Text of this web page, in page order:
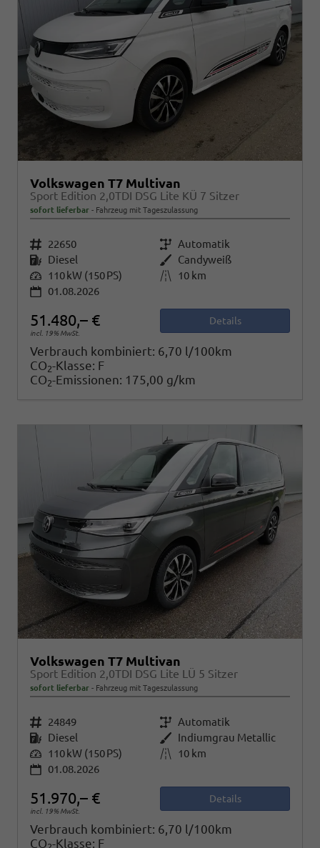
Volkswagen T7 Multivan
Sport Edition 2,0TDI DSG Lite KÜ 7 Sitzer
sofort lieferbar Fahrzeug mit Tageszulassung
Fahrzeugnr. 22650 Getriebe Automatik
Kraftstoff Diesel Außenfarbe Candyweiß
Leistung 110 kW (150 PS) Kilometerstand
10 km
01.08.2026
51.480,– €
incl. 19% MwSt.
Details
Verbrauch kombiniert: 6,70 l/100km
CO2-Klasse: F
CO2-Emissionen: 175,00 g/km
Volkswagen T7 Multivan
Sport Edition 2,0TDI DSG Lite LÜ 5 Sitzer
sofort lieferbar Fahrzeug mit Tageszulassung
Fahrzeugnr. 24849 Getriebe Automatik
Kraftstoff Diesel Außenfarbe Indiumgrau Metallic
Leistung 110 kW (150 PS) Kilometerstand
10 km
01.08.2026
51.970,– €
incl. 19% MwSt.
Details
Verbrauch kombiniert: 6,70 l/100km
CO -Klasse: F